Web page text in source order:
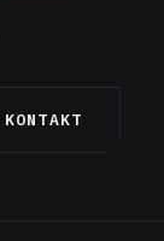
KONTAKT